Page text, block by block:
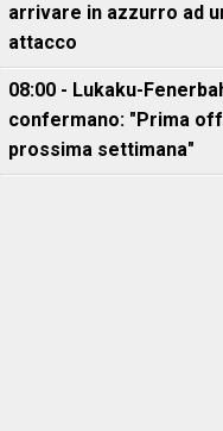
arrivare in azzurro ad
attacco
08:00 - Lukaku-
confermano: "Prima
prossima settimana"